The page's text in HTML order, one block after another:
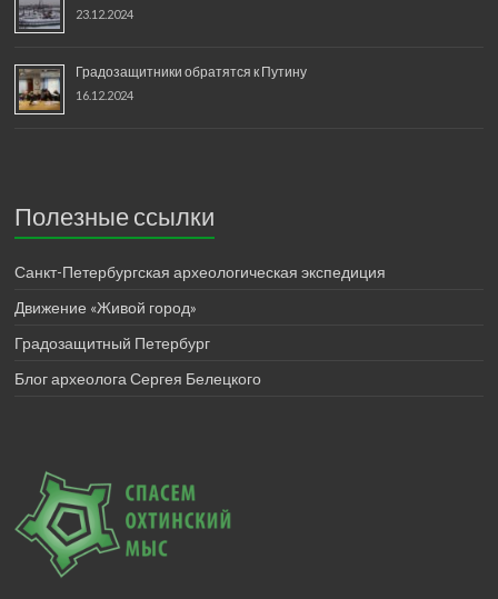
23.12.2024
Градозащитники обратятся к Путину
16.12.2024
Полезные ссылки
Санкт-Петербургская археологическая экспедиция
Движение «Живой город»
Градозащитный Петербург
Блог археолога Сергея Белецкого